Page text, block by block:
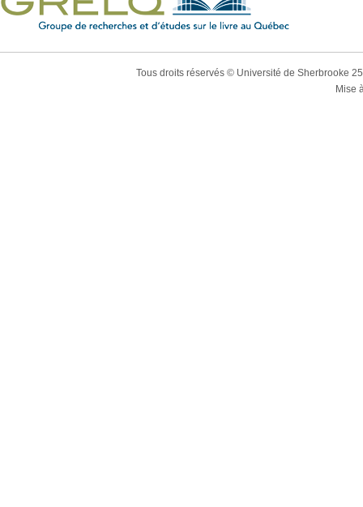
Tous droits réservés © Université de Sherbrooke
Mise